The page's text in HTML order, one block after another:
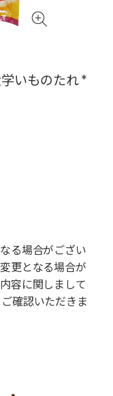
いものたれ *
る場合がござい
更となる場合が
容に関しまして
確認いただきま